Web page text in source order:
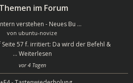
im Forum
verstehen - Neues Bu …
von ubuntu-novize
Seite 57 f. irritiert: Da wird der Befehl &
… Weiterlesen
vor 4 Tagen